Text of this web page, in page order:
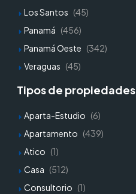
Los Santos (45)
Panamá (456)
Panamá Oeste (342)
Veraguas (45)
Tipos de propiedades
Aparta-Estudio (6)
Apartamento (439)
Atico (1)
Casa (512)
Consultorio (1)